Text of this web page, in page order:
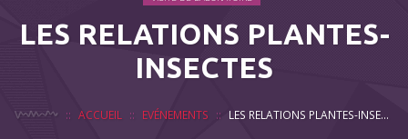
LES RELATIONS PLANTES-
INSECTES
ACCUEIL EVÉNEMENTS LES RELATIONS PLANTES-INSECTES